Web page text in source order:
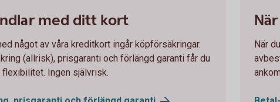
med ditt kort
något av våra kreditkort ingår köpförsäkringar.
(allrisk), prisgaranti och förlängd garanti får du
Ingen självrisk.
När